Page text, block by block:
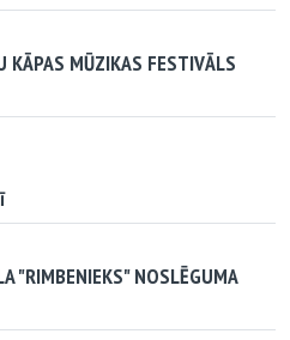
KĀPAS MŪZIKAS FESTIVĀLS
"RIMBENIEKS" NOSLĒGUMA